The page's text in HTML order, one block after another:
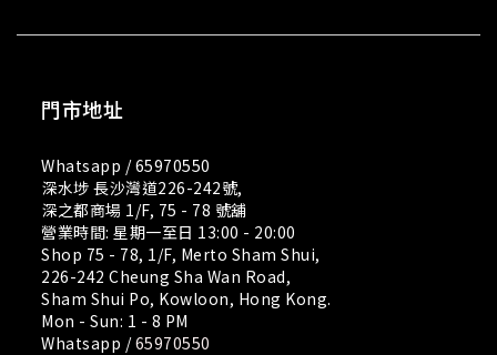
門市地址
Whatsapp /65970550
深水埗 長沙灣道226-242號,
深之都商場 1/F, 75 - 78 號舖
營業時間: 星期一至日 13:00 - 20:00
Shop 75 - 78, 1/F, Merto Sham Shui,
226-242 Cheung Sha Wan Road,
Sham Shui Po, Kowloon, Hong Kong.
Mon - Sun: 1 - 8 PM
Whatsapp /65970550